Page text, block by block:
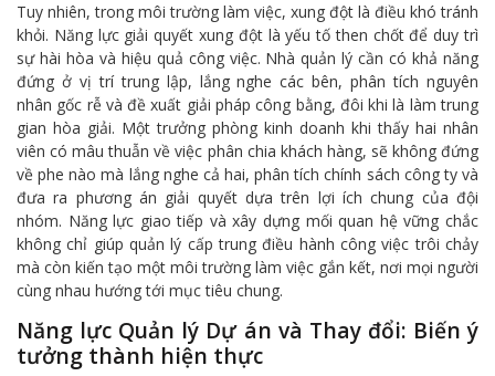
Tuy nhiên, trong môi trường làm việc, xung đột là điều khó tránh
khỏi. Năng lực giải quyết xung đột là yếu tố then chốt để duy trì
sự hài hòa và hiệu quả công việc. Nhà quản lý cần có khả năng
đứng ở vị trí trung lập, lắng nghe các bên, phân tích nguyên
nhân gốc rễ và đề xuất giải pháp công bằng, đôi khi là làm trung
gian hòa giải. Một trưởng phòng kinh doanh khi thấy hai nhân
viên có mâu thuẫn về việc phân chia khách hàng, sẽ không đứng
về phe nào mà lắng nghe cả hai, phân tích chính sách công ty và
đưa ra phương án giải quyết dựa trên lợi ích chung của đội
nhóm. Năng lực giao tiếp và xây dựng mối quan hệ vững chắc
không chỉ giúp quản lý cấp trung điều hành công việc trôi chảy
mà còn kiến tạo một môi trường làm việc gắn kết, nơi mọi người
cùng nhau hướng tới mục tiêu chung.
Năng lực Quản lý Dự án và Thay đổi: Biến ý
tưởng thành hiện thực